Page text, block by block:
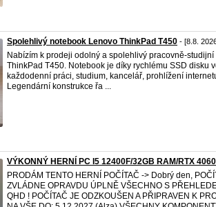
Spolehlivý notebook Lenovo ThinkPad T450 - [8.8.
Nabízím k prodeji odolný a spolehlivý pracovně-
ThinkPad T450. Notebook je díky rychlému SSD disku
každodenní práci, studium, kancelář, prohlížení
Legendární konstrukce řa ...
VÝKONNÝ HERNÍ PC I5 12400F/32GB RAM/RTX
PRODÁM TENTO HERNÍ POČÍTAČ -> Dobrý den,
ZVLÁDNE OPRAVDU ÚPLNĚ VŠECHNO S
QHD ! POČÍTAČ JE ODZKOUŠEN A PŘIPRAVEN K